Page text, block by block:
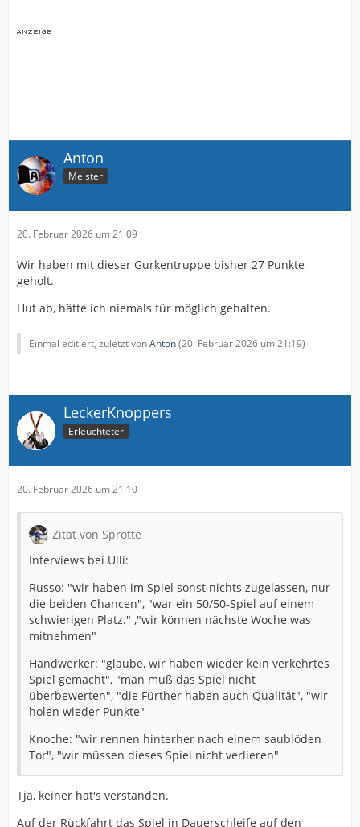
Anton
Meister
20. Februar 2026 um 21:09
Wir haben mit dieser Gurkentruppe bisher 27 Punkte
geholt.
Hut ab, hätte ich niemals für möglich gehalten.
Einmal editiert, zuletzt vonAnton(20. Februar 2026 um 21:19)
LeckerKnoppers
Erleuchteter
20. Februar 2026 um 21:10
Zitat von Sprotte
Interviews bei Ulli:
Russo: "wir haben im Spiel sonst nichts zugelassen, nur
die beiden Chancen", "war ein 50/50-Spiel auf einem
schwierigen Platz." ,"wir können nächste Woche was
mitnehmen"
Handwerker: "glaube, wir haben wieder kein verkehrtes
Spiel gemacht", "man muß das Spiel nicht
überbewerten", "die Fürther haben auch Qualität", "wir
holen wieder Punkte"
Knoche: "wir rennen hinterher nach einem saublöden
Tor", "wir müssen dieses Spiel nicht verlieren"
Tja, keiner hat's verstanden.
Auf der Rückfahrt das Spiel in Dauerschleife auf den